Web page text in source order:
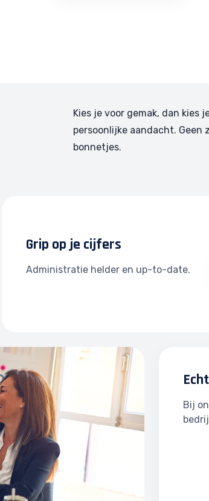
Kies je voor gemak, dan kies
persoonlijke aandacht. Geen
bonnetjes.
Grip op je cijfers
Administratie helder en up-to-date.
Bij